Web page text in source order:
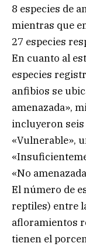
8 especies de
mientras que
27 especies
En cuanto al
especies
anfibios se
amenazada»,
incluyeron seis
«Vulnerable»,
«No
El número de
reptiles) entre
afloramientos
tienen el